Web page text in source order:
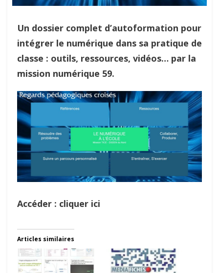
Un dossier complet d’autoformation pour
intégrer le numérique dans sa pratique de
classe : outils, ressources, vidéos… par la
mission numérique 59.
Accéder : cliquer ici
Articles similaires